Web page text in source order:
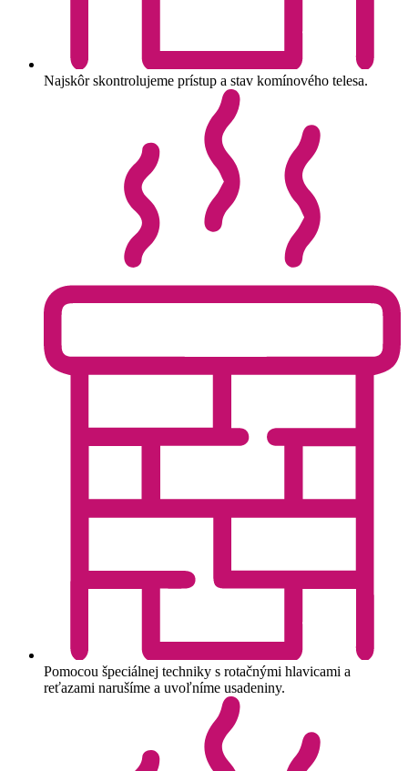
Najskôr skontrolujeme prístup a stav komínového telesa.
Pomocou špeciálnej techniky s rotačnými hlavicami a
reťazami narušíme a uvoľníme usadeniny.